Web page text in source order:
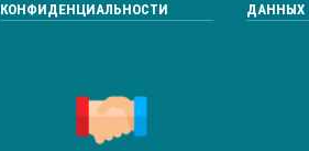
КОНФИДЕНЦИАЛЬНОСТИ
ДАННЫХ